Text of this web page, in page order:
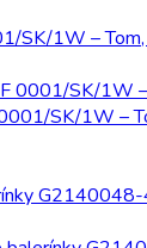
SK/1W –